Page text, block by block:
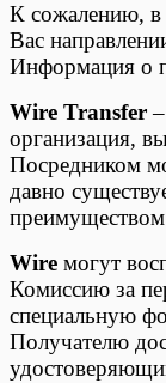
К сожалению, в
Вас
Информация о
Wire Transfer
организация,
Посредником
давно
преимуществом
Wire могут
Комиссию за
специальную
Получателю